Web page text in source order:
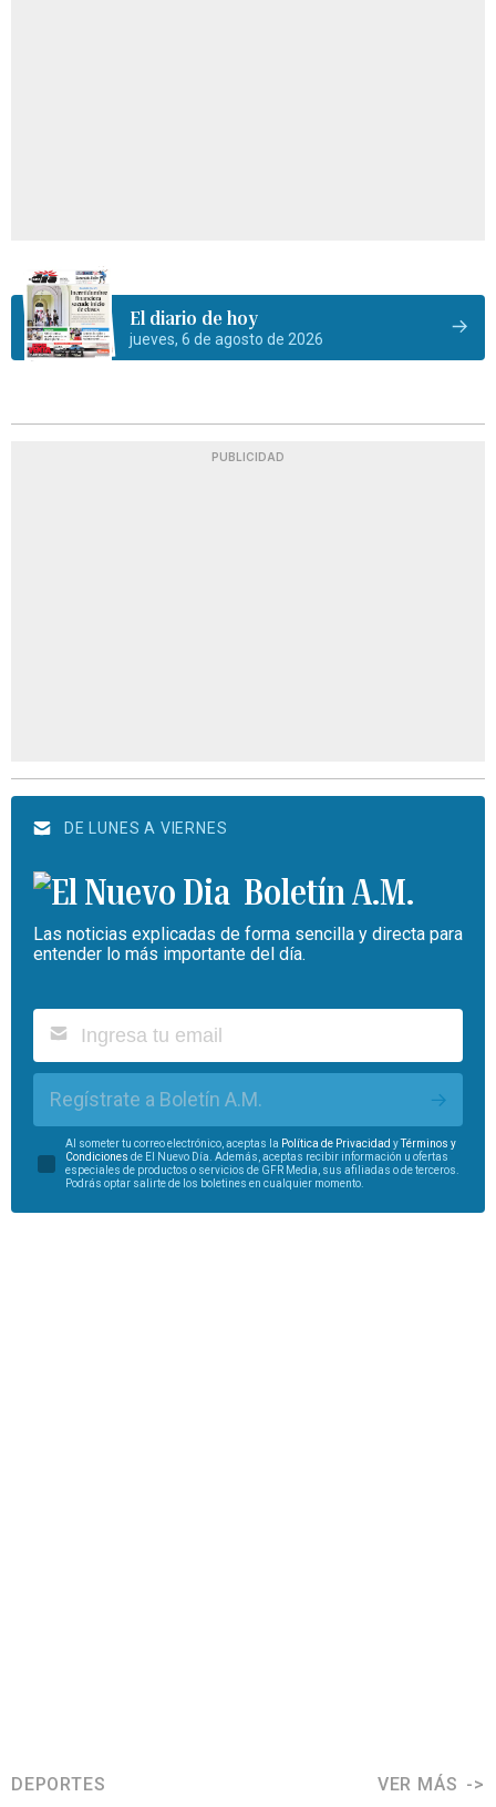
El diario de hoy
jueves, 6 de agosto de 2026
PUBLICIDAD
DE LUNES A VIERNES
Boletín A.M.
Las noticias explicadas de forma sencilla y directa para
entender lo más importante del día.
Regístrate a Boletín A.M.
Al someter tu correo electrónico, aceptas la Política de Privacidad yTérminos y
Condiciones de El Nuevo Día. Además, aceptas recibir información u ofertas
especiales de productos o servicios de GFR Media, sus afiliadas o de terceros.
Podrás optar salirte de los boletines en cualquier momento.
DEPORTES VER MÁS